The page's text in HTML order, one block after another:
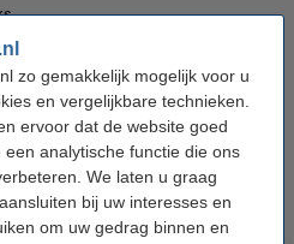
zo gemakkelijk mogelijk voor u
en vergelijkbare technieken.
ervoor dat de website goed
analytische functie die ons
We laten u graag
bij uw interesses en
om uw gedrag binnen en
producten